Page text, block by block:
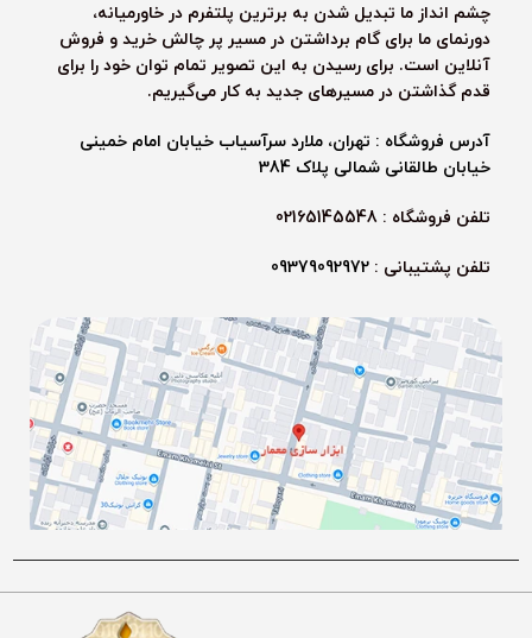
چشم انداز ما تبدیل شدن به برترین پلتفرم در خاورمیانه،
دورنمای ما برای گام برداشتن در مسیر پر چالش خرید و فروش
آنلاین است. برای رسیدن به این تصویر تمام توان خود را برای
قدم گذاشتن در مسیرهای جدید به کار می‌گیریم.
آدرس فروشگاه : تهران، ملارد سرآسیاب خیابان امام خمینی
خیابان طالقانی شمالی پلاک 384
تلفن فروشگاه : 02165145548
تلفن پشتیبانی : 09379092972